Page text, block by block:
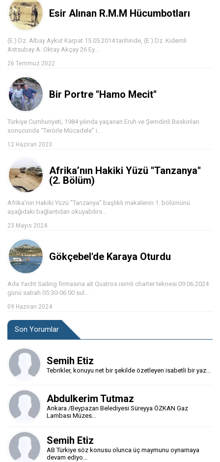
Esir Alınan R.M.M Hücumbotları
(E.) Dz. Albay Aykut Karpat 15.05.2014 tarihinde, (E.) Dz. Kıdemli
Astsubay A. Oktay Akçay 26 Ey...
26 Temmuz 2022
Bir Portre ''Hamo Mecit''
Türkiye Cumhuriyeti, 1984 yılında yaşanan Eruh ve Şemdinli Baskınları
sonucunda “Terörle Mücadele” i...
12 Haziran 2023
Afrika’nın Hakiki Yüzü ''Tanzanya''
(2. Bölüm)
Afrika’nın Hakiki Yüzü ''Tanzanya'' başlıklı makalenin 1. bölümünü
aşağıdaki bağlantıdan okuyabilirs...
23 Mayıs 2024
Gökçebel'de Karaya Oturdu
Ada Yacht Sailing firmasına ait Quatros isimli charter teknesi 09.06.2024
günü sabah 05:30-06:00 sul...
09 Haziran 2024
Son Yorumlar
Semih Etiz
Tebrikler, konuyu net bir şekilde özetleyen isabetli bir yaz...
Abdulkerim Tutmaz
Ankara /Beypazarı Belediyesi Süreyya ÖZKAN Gaz
Lambası Müzes...
Semih Etiz
AB Türkiye söz konusu olunca üç maymunu oynamaya
devam ediyo...